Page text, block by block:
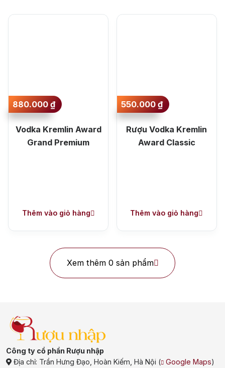
Top tìm kiếm
Rượu Vang Vang Pháp
Jack
nhất
Sắp xếp theo lâu
nhất
880.000₫
Vodka Kremlin Award
Grand Premium
Thêm vào giỏ hàng
550.000₫
Rượu Vodka Kremlin
Award Classic
Thêm vào giỏ hàng
Xem thêm 0 sản phẩm
Công ty cổ phần Rượu nhập
Địa chỉ: Trần Hưng Đạo, Hoàn Kiếm, Hà Nội ( Google Maps)